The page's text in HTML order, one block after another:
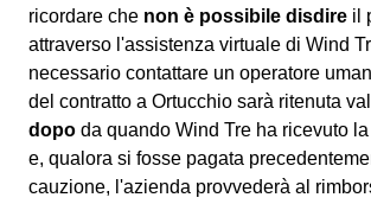
ricordare che non è possibile disdire il
attraverso l'assistenza virtuale di Wind
necessario contattare un operatore
del contratto a Ortucchio sarà ritenuta
dopo da quando Wind Tre ha ricevuto
e, qualora si fosse pagata
cauzione, l'azienda provvederà al